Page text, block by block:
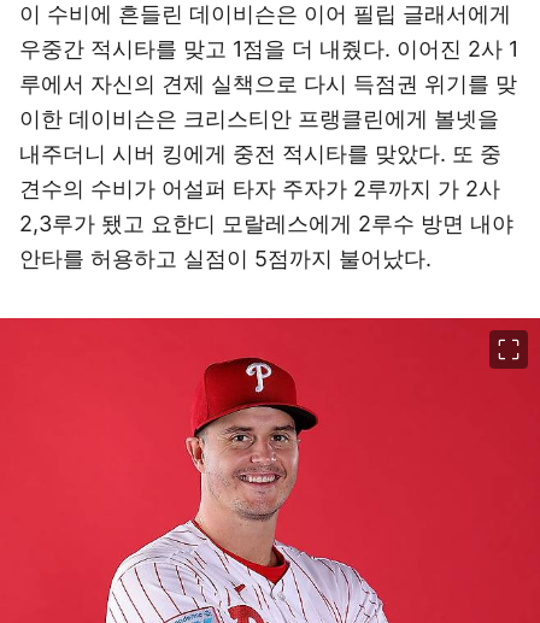
이 수비에 흔들린 데이비슨은 이어 필립 글래서에게
우중간 적시타를 맞고 1점을 더 내줬다. 이어진 2사 1
루에서 자신의 견제 실책으로 다시 득점권 위기를 맞
이한 데이비슨은 크리스티안 프랭클린에게 볼넷을
내주더니 시버 킹에게 중전 적시타를 맞았다. 또 중
견수의 수비가 어설퍼 타자 주자가 2루까지 가 2사
2,3루가 됐고 요한디 모랄레스에게 2루수 방면 내야
안타를 허용하고 실점이 5점까지 불어났다.